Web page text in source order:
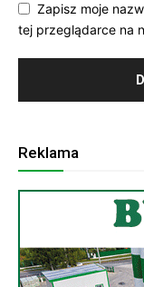
Zapisz moje
tej przeglądarce na
Reklama